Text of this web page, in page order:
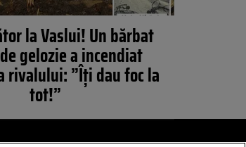
la Vaslui! Un bărbat
gelozie a incendiat
rivalului: ”Îți dau foc la
tot!”